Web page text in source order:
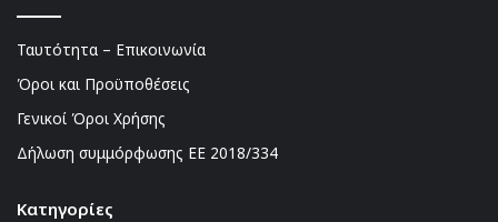
Ταυτότητα – Επικοινωνία
Όροι και Προϋποθέσεις
Γενικοί Όροι Χρήσης
Δήλωση συμμόρφωσης ΕΕ 2018/334
Kατηγορίες